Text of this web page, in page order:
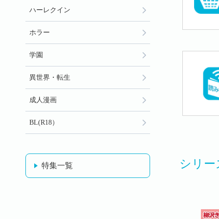
シリー
ハーレクイン
ホラー
学園
異世界・転生
成人漫画
BL(R18）
特集一覧